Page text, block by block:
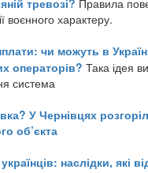
тревозі? Правила
воєнного характеру.
чи можуть в
операторів? Така ідея
система
У Чернівцях
об’єкта
наслідки, які